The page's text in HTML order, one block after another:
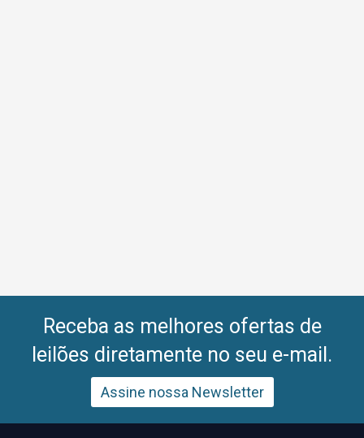
Receba as melhores ofertas de
leilões diretamente no seu e-mail.
Assine nossa Newsletter